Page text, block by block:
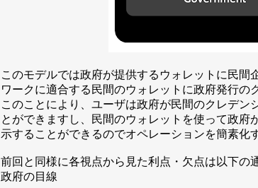
このモデルでは政府が提供するウォレットに民
ワークに適合する民間のウォレットに政府発行の
このことにより、ユーザは政府が民間のクレデン
とができますし、民間のウォレットを使って政
示することができるのでオペレーションを簡素化
前回と同様に各視点から見た利点・欠点は以下の
政府の目線